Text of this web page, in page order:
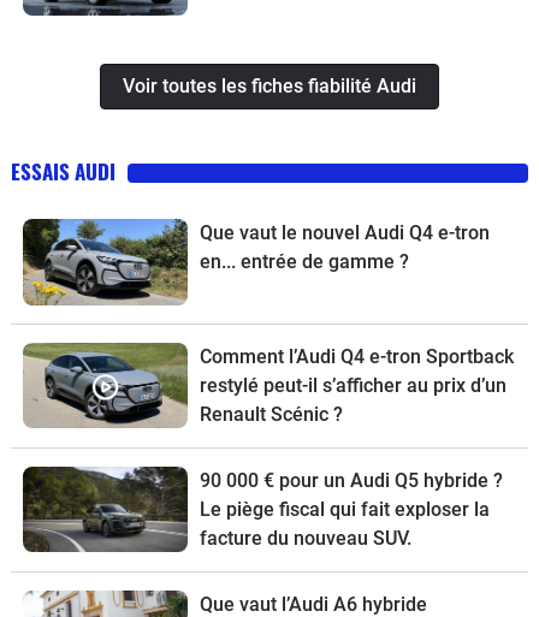
Voir toutes les fiches fiabilité Audi
ESSAIS AUDI
Que vaut le nouvel Audi Q4 e-tron
en... entrée de gamme ?
Comment l’Audi Q4 e-tron Sportback
restylé peut-il s’afficher au prix d’un
Renault Scénic ?
90 000 € pour un Audi Q5 hybride ?
Le piège fiscal qui fait exploser la
facture du nouveau SUV.
Que vaut l’Audi A6 hybride